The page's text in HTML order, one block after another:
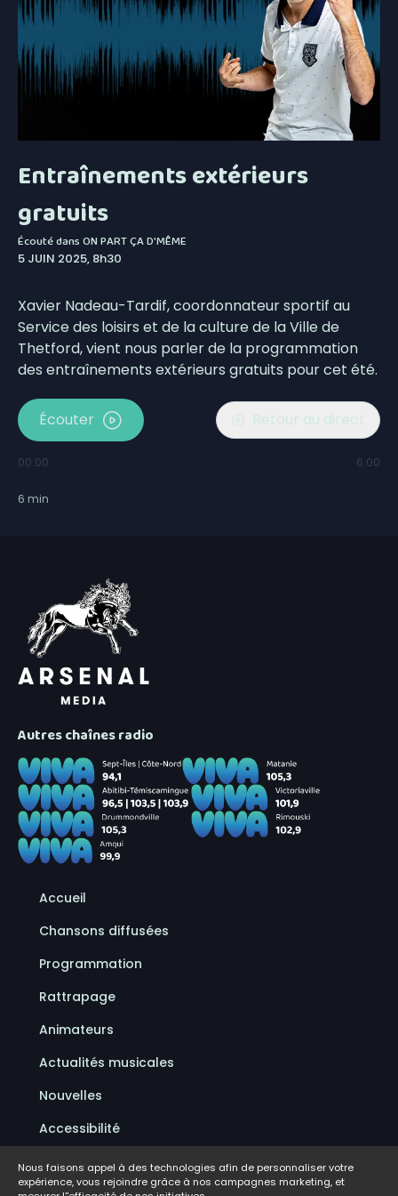
Entraînements extérieurs
gratuits
Écouté dansON PART ÇA D'MÊME
5 JUIN 2025, 8h30
Xavier Nadeau-Tardif, coordonnateur sportif au
Service des loisirs et de la culture de la Ville de
Thetford, vient nous parler de la programmation
des entraînements extérieurs gratuits pour cet été.
Écouter Retour au direct
00:00 6:00
6 min
Autres chaînes radio
Accueil
Chansons diffusées
Programmation
Rattrapage
Animateurs
Actualités musicales
Nouvelles
Accessibilité
Politique de confidentialité
Nous faisons appel à des technologies afin de personnaliser votre
expérience, vous rejoindre grâce à nos campagnes marketing, et